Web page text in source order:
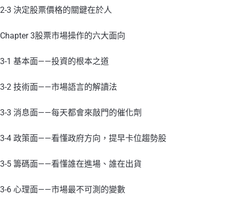
2-3 決定股票價格的關鍵在於人
Chapter 3股票市場操作的六大面向
3-1 基本面——投資的根本之道
3-2 技術面——市場語言的解讀法
3-3 消息面——每天都會來敲門的催化劑
3-4 政策面——看懂政府方向，提早卡位趨勢股
3-5 籌碼面——看懂誰在進場、誰在出貨
3-6 心理面——市場最不可測的變數